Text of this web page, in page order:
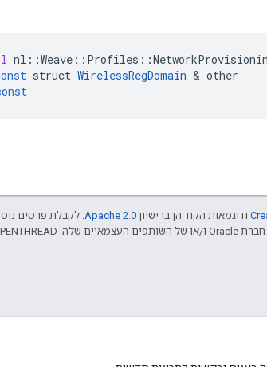
nl ::Weave :: Profiles ::
struct WirelessRegDomain & other
ודוגמאות הקוד הן ברישיון Apache 2.0‏. לקבלת פרטים